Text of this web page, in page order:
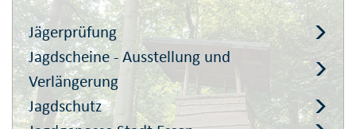
Jägerprüfung
Jagdscheine - Ausstellung und
Verlängerung
Jagdschutz